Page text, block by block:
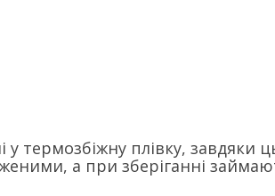
у термозбіжну плівку,
а при зберіганні